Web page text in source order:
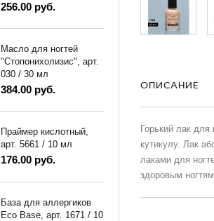
ОПИСАНИЕ
Горький лак
кутикулу. Лак
лаками для
здоровым
256.00 руб.
Масло для ногтей
"Стопонихолизис", арт.
030 / 30 мл
384.00 руб.
Праймер кислотный,
арт. 5661 / 10 мл
176.00 руб.
База для аллергиков
Eco Base, арт. 1671 / 10